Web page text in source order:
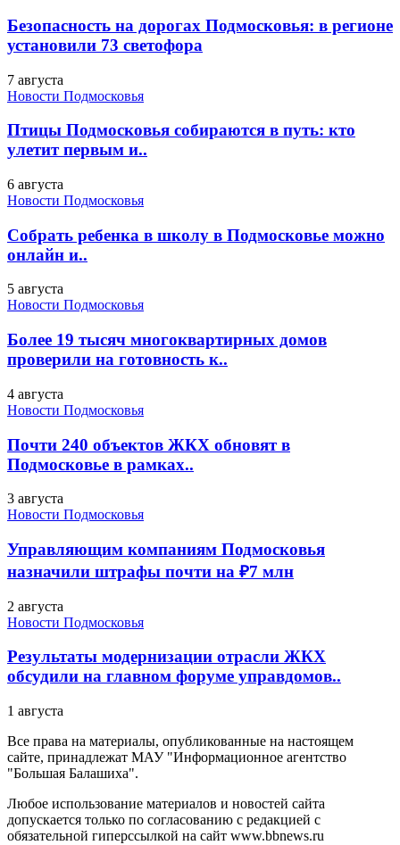
Безопасность на дорогах Подмосковья: в регионе
установили 73 светофора
7 августа
Новости Подмосковья
Птицы Подмосковья собираются в путь: кто
улетит первым и..
6 августа
Новости Подмосковья
Собрать ребенка в школу в Подмосковье можно
онлайн и..
5 августа
Новости Подмосковья
Более 19 тысяч многоквартирных домов
проверили на готовность к..
4 августа
Новости Подмосковья
Почти 240 объектов ЖКХ обновят в
Подмосковье в рамках..
3 августа
Новости Подмосковья
Управляющим компаниям Подмосковья
назначили штрафы почти на ₽7 млн
2 августа
Новости Подмосковья
Результаты модернизации отрасли ЖКХ
обсудили на главном форуме управдомов..
1 августа
Все права на материалы, опубликованные на настоящем
сайте, принадлежат МАУ "Информационное агентство
"Большая Балашиха".
Любое использование материалов и новостей сайта
допускается только по согласованию с редакцией с
обязательной гиперссылкой на сайт www.bbnews.ru